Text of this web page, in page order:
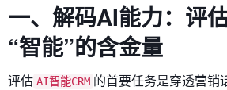
一、解码AI能力：评
“智能”的含金量
评估 AI智能CRM 的首要任务是穿透营销